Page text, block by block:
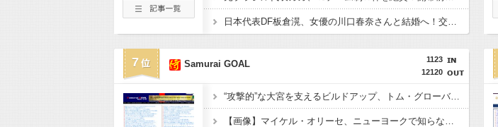
日本代表DF板倉滉、女優の川口春奈さんと結婚へ！交際１年、W杯を終え決断（関連まとめ）
7
1123
12120
Samurai GOAL
“攻撃的”な大宮を支えるビルドアップ、トム・グローバー＆西尾隆矢が語るポイントは「選択」と「自信」
【画像】マイケル・オリーセ、ニューヨークで知らない人たちの草サッカーに突然混ざるｗｗ